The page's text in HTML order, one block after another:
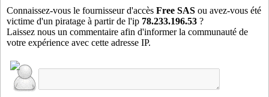
Connaissez-vous le fournisseur d'accès Free SAS ou avez-vous été
victime d'un piratage à partir de l'ip 78.233.196.53 ?
Laissez nous un commentaire afin d'informer la communauté de
votre expérience avec cette adresse IP.